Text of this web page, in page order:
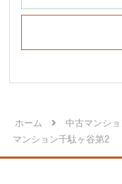
ホーム 中古マンシ
マンション千駄ヶ谷第2